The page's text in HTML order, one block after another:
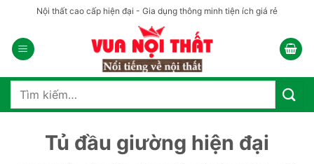
nội
dung
Nội thất cao cấp hiện đại - Gia dụng thông minh tiện ích giá rẻ
Tìm
Tủ đầu giường hiện đại